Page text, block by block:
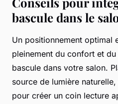
bascule dans le
Un positionnement optimal
pleinement du confort et
bascule dans votre salon.
source de lumière
pour créer un coin lecture